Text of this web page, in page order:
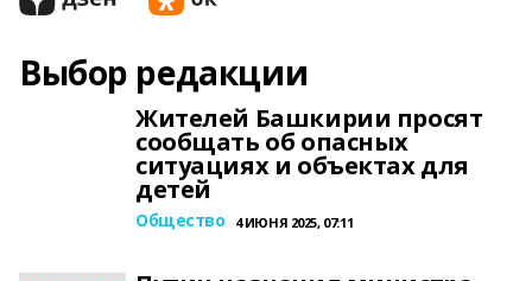
Выбор редакции
Жителей Башкирии просят
сообщать об опасных
ситуациях и объектах для
детей
Общество 4 ИЮНЯ 2025, 07:11